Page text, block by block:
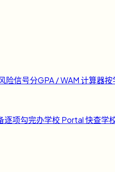
险信号分GPA / WAM 计算器按
逐项勾完办学校 Portal 快查学